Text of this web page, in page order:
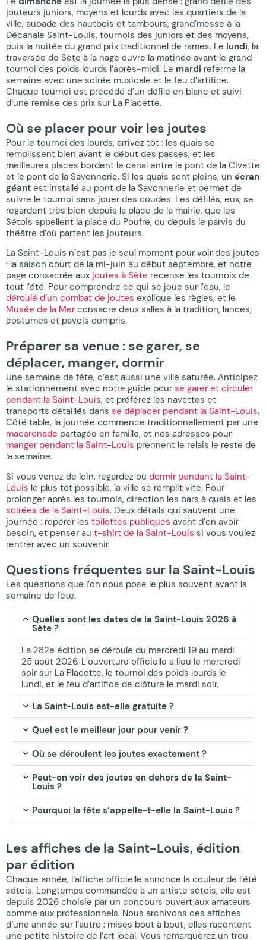
jouteurs juniors, moyens et lourds avec les quartiers de la
ville, aubade des hautbois et tambours, grand’messe à la
Décanale Saint-Louis, tournois des juniors et des moyens,
puis la nuitée du grand prix traditionnel de rames. Le lundi, la
traversée de Sète à la nage ouvre la matinée avant le grand
tournoi des poids lourds l’après-midi. Le mardi referme la
semaine avec une soirée musicale et le feu d’artifice.
Chaque tournoi est précédé d’un défilé en blanc et suivi
d’une remise des prix sur La Placette.
Où se placer pour voir les joutes
Pour le tournoi des lourds, arrivez tôt : les quais se
remplissent bien avant le début des passes, et les
meilleures places bordent le canal entre le pont de la Civette
et le pont de la Savonnerie. Si les quais sont pleins, un écran
géant est installé au pont de la Savonnerie et permet de
suivre le tournoi sans jouer des coudes. Les défilés, eux, se
regardent très bien depuis la place de la mairie, que les
Sétois appellent la place du Poufre, ou depuis le parvis du
théâtre d’où partent les jouteurs.
La Saint-Louis n’est pas le seul moment pour voir des joutes
: la saison court de la mi-juin au début septembre, et notre
page consacrée aux joutes à Sète recense les tournois de
tout l’été. Pour comprendre ce qui se joue sur l’eau, le
déroulé d’un combat de joutes explique les règles, et le
Musée de la Mer consacre deux salles à la tradition, lances,
costumes et pavois compris.
Préparer sa venue : se garer, se
déplacer, manger, dormir
Une semaine de fête, c’est aussi une ville saturée. Anticipez
le stationnement avec notre guide pour se garer et circuler
pendant la Saint-Louis, et préférez les navettes et
transports détaillés dans se déplacer pendant la Saint-Louis.
Côté table, la journée commence traditionnellement par une
macaronade partagée en famille, et nos adresses pour
manger pendant la Saint-Louis prennent le relais le reste de
la semaine.
Si vous venez de loin, regardez où dormir pendant la Saint-
Louis le plus tôt possible, la ville se remplit vite. Pour
prolonger après les tournois, direction les bars à quais et les
soirées de la Saint-Louis. Deux détails qui sauvent une
journée : repérer les toilettes publiques avant d’en avoir
besoin, et penser au t-shirt de la Saint-Louis si vous voulez
rentrer avec un souvenir.
Questions fréquentes sur la Saint-Louis
Les questions que l’on nous pose le plus souvent avant la
semaine de fête.
Quelles sont les dates de la Saint-Louis 2026 à
Sète ?
La 282e édition se déroule du mercredi 19 au mardi
25 août 2026. L’ouverture officielle a lieu le mercredi
soir sur La Placette, le tournoi des poids lourds le
lundi, et le feu d’artifice de clôture le mardi soir.
La Saint-Louis est-elle gratuite ?
Quel est le meilleur jour pour venir ?
Où se déroulent les joutes exactement ?
Peut-on voir des joutes en dehors de la Saint-
Louis ?
Pourquoi la fête s’appelle-t-elle la Saint-Louis ?
Les affiches de la Saint-Louis, édition
par édition
Chaque année, l’affiche officielle annonce la couleur de l’été
sétois. Longtemps commandée à un artiste sétois, elle est
depuis 2026 choisie par un concours ouvert aux amateurs
comme aux professionnels. Nous archivons ces affiches
d’une année sur l’autre : mises bout à bout, elles racontent
une petite histoire de l’art local. Vous remarquerez un trou